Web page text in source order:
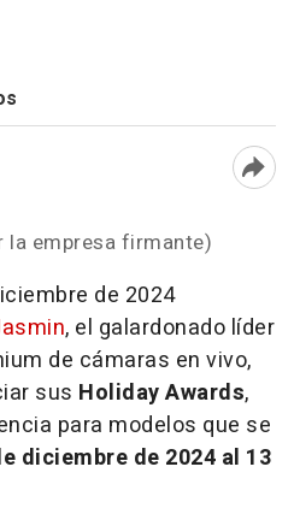
empresa firmante)
de 2024
, el galardonado líder
de cámaras en vivo,
sus Holiday Awards,
para modelos que se
diciembre de 2024 al 13